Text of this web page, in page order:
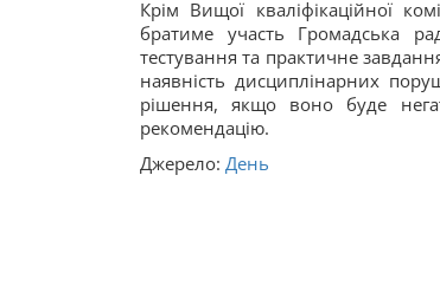
Крім Вищої кваліфікаційної
братиме участь Громадська
тестування та практичне
наявність дисциплінарних
рішення, якщо воно буде
рекомендацію.
Джерело: День